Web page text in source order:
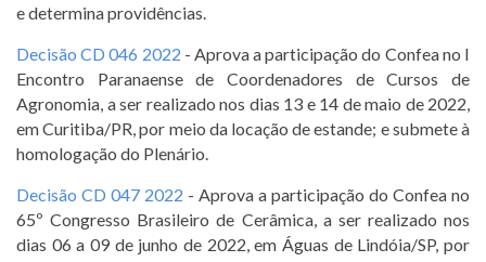
e determina providências.
Decisão CD 046 2022 - Aprova a participação do Confea no I
Encontro Paranaense de Coordenadores de Cursos de
Agronomia, a ser realizado nos dias 13 e 14 de maio de 2022,
em Curitiba/PR, por meio da locação de estande; e submete à
homologação do Plenário.
Decisão CD 047 2022 - Aprova a participação do Confea no
65º Congresso Brasileiro de Cerâmica, a ser realizado nos
dias 06 a 09 de junho de 2022, em Águas de Lindóia/SP, por